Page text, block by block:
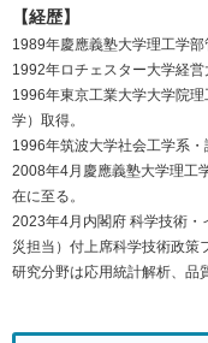
【経歴】
1989年慶應義塾大学理工学部
1992年ロチェスター大学経営
1996年東京工業大学大学院
学）取得。
1996年筑波大学社会工学系・
2008年4月慶應義塾大学理工
在に至る。
2023年4月内閣府 科学技術・
災担当）付上席科学技術政策
研究分野は応用統計解析、品